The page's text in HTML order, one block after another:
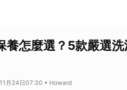
養怎麼選？5款嚴選
月24日07:30 • Howard